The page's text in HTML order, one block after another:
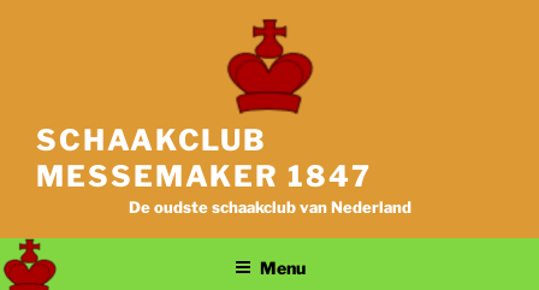
SCHAAKCLUB
MESSEMAKER 1847
De oudste schaakclub van Nederland
Menu